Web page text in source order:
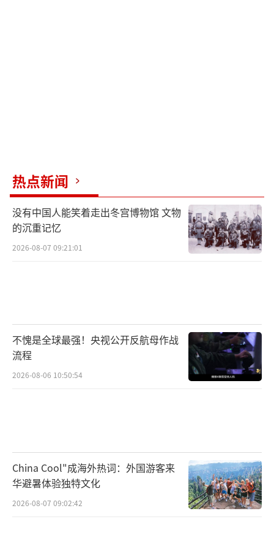
热点新闻
没有中国人能笑着走出冬宫博物馆 文物
的沉重记忆
2026-08-07 09:21:01
不愧是全球最强！央视公开反航母作战
流程
2026-08-06 10:50:54
China Cool"成海外热词：外国游客来
华避暑体验独特文化
2026-08-07 09:02:42